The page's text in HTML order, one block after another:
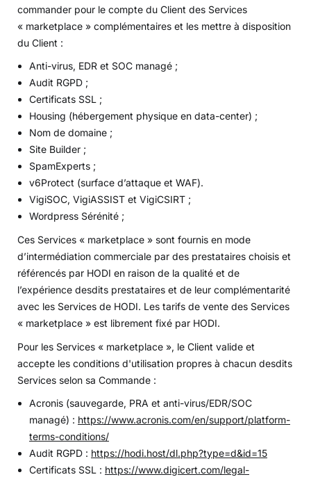
commander pour le compte du Client des Services
« marketplace » complémentaires et les mettre à disposition
du Client :
Anti-virus, EDR et SOC managé ;
Audit RGPD ;
Certificats SSL ;
Housing (hébergement physique en data-center) ;
Nom de domaine ;
Site Builder ;
SpamExperts ;
v6Protect (surface d’attaque et WAF).
VigiSOC, VigiASSIST et VigiCSIRT ;
Wordpress Sérénité ;
Ces Services « marketplace » sont fournis en mode
d’intermédiation commerciale par des prestataires choisis et
référencés par HODI en raison de la qualité et de
l’expérience desdits prestataires et de leur complémentarité
avec les Services de HODI. Les tarifs de vente des Services
« marketplace » est librement fixé par HODI.
Pour les Services « marketplace », le Client valide et
accepte les conditions d'utilisation propres à chacun desdits
Services selon sa Commande :
Acronis (sauvegarde, PRA et anti-virus/EDR/SOC
managé) : https://www.acronis.com/en/support/platform-
terms-conditions/
Audit RGPD : https://hodi.host/dl.php?type=d&id=15
Certificats SSL : https://www.digicert.com/legal-